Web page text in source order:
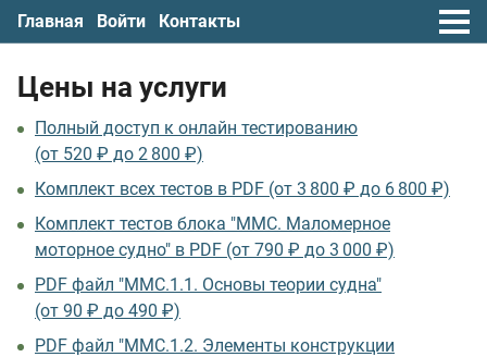
Главная Войти Контакты
Цены на услуги
Полный доступ к онлайн тестированию
(от 520 ₽ до 2 800 ₽)
Комплект всех тестов в PDF (от 3 800 ₽ до 6 800 ₽)
Комплект тестов блока "ММС. Маломерное
моторное судно" в PDF (от 790 ₽ до 3 000 ₽)
PDF файл "ММС.1.1. Основы теории судна"
(от 90 ₽ до 490 ₽)
PDF файл "ММС.1.2. Элементы конструкции